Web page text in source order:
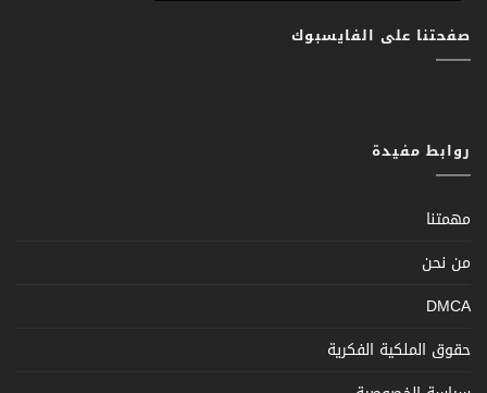
صفحتنا على الفايسبوك
روابط مفيدة
مهمتنا
من نحن
DMCA
حقوق الملكية الفكرية